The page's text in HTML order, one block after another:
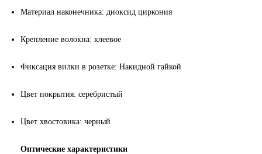
Материал наконечника: диоксид циркония
Крепление волокна: клеевое
Фиксация вилки в розетке: Накидной гайкой
Цвет покрытия: серебристый
Цвет хвостовика: черный
Оптические характеристики